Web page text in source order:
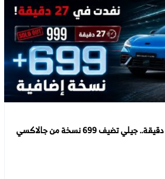
بعد نفاد 999 سيارة في 27 دقيقة.. جيلي تضيف 699 نسخة من جالاكسي